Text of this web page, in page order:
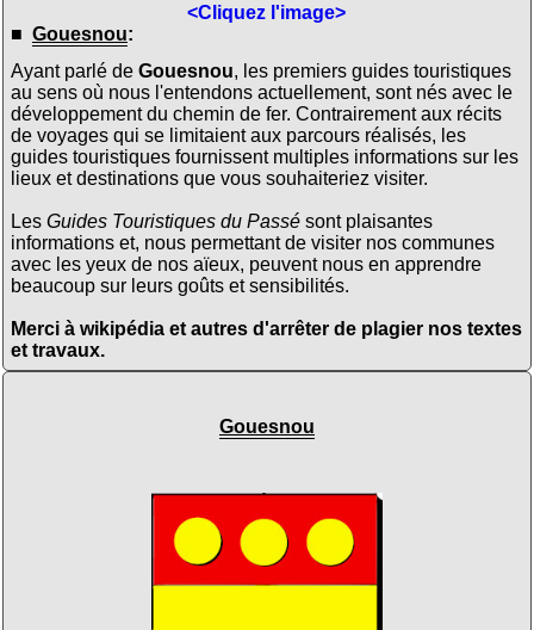
<Cliquez l'image>
■ Gouesnou:
Ayant parlé de Gouesnou, les premiers guides touristiques
au sens où nous l'entendons actuellement, sont nés avec le
développement du chemin de fer. Contrairement aux récits
de voyages qui se limitaient aux parcours réalisés, les
guides touristiques fournissent multiples informations sur les
lieux et destinations que vous souhaiteriez visiter.
Les Guides Touristiques du Passésont plaisantes
informations et, nous permettant de visiter nos communes
avec les yeux de nos aïeux, peuvent nous en apprendre
beaucoup sur leurs goûts et sensibilités.
Merci à wikipédia et autres d'arrêter de plagier nos textes
et travaux.
Gouesnou